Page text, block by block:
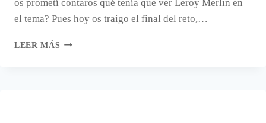
os prometí contaros qué tenía que ver Leroy Merlin en
el tema? Pues hoy os traigo el final del reto,…
LEER MÁS UN